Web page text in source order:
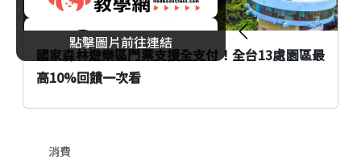
國家森林遊樂區門票支援全支付！全台13處園區最
高10%回饋一次看
消費
點擊圖片前往連結